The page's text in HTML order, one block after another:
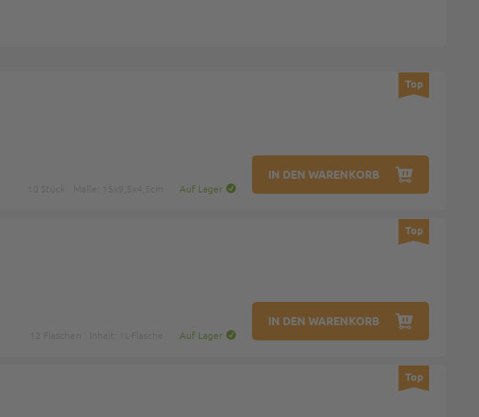
Top
Auf Lager
IN DEN WARENKORB
Top
Auf Lager
IN DEN WARENKORB
Top